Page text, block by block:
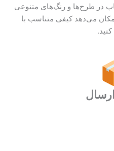
در طرح‌ها و رنگ‌های متنوعی
می‌دهد کیفی متناسب با
ارسال